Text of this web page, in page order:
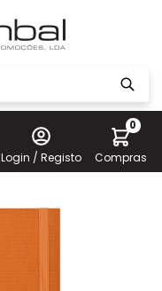
Login / Registo
0
Compras